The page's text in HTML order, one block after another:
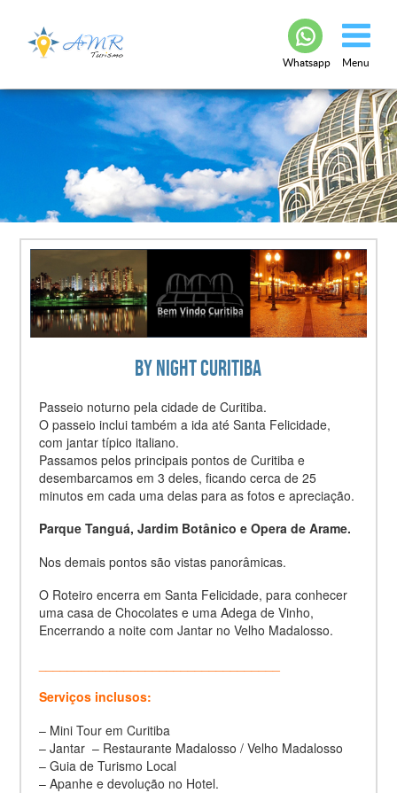
Menu
Whatsapp
By Night Curitiba
Passeio noturno pela cidade de Curitiba.
O passeio inclui também a ida até Santa Felicidade,
com jantar típico italiano.
Passamos pelos principais pontos de Curitiba e
desembarcamos em 3 deles, ficando cerca de 25
minutos em cada uma delas para as fotos e apreciação.
Parque Tanguá, Jardim Botânico e Opera de Arame.
Nos demais pontos são vistas panorâmicas.
O Roteiro encerra em Santa Felicidade, para conhecer
uma casa de Chocolates e uma Adega de Vinho,
Encerrando a noite com Jantar no Velho Madalosso.
Serviços inclusos:
– Mini Tour em Curitiba
– Jantar – Restaurante Madalosso / Velho Madalosso
– Guia de Turismo Local
– Apanhe e devolução no Hotel.